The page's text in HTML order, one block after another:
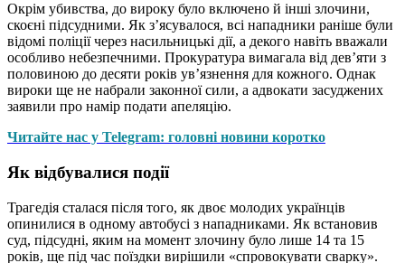
Окрім убивства, до вироку було включено й інші злочини,
скоєні підсудними. Як з’ясувалося, всі нападники раніше були
відомі поліції через насильницькі дії, а декого навіть вважали
особливо небезпечними. Прокуратура вимагала від дев’яти з
половиною до десяти років ув’язнення для кожного. Однак
вироки ще не набрали законної сили, а адвокати засуджених
заявили про намір подати апеляцію.
Читайте нас у Telegram: головні новини коротко
Як відбувалися події
Трагедія сталася після того, як двоє молодих українців
опинилися в одному автобусі з нападниками. Як встановив
суд, підсудні, яким на момент злочину було лише 14 та 15
років, ще під час поїздки вирішили «спровокувати сварку».